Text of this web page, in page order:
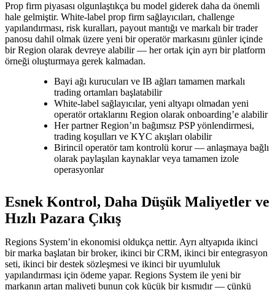
Prop firm piyasası olgunlaştıkça bu model giderek daha da önemli
hale gelmiştir. White-label prop firm sağlayıcıları, challenge
yapılandırması, risk kuralları, payout mantığı ve markalı bir trader
panosu dahil olmak üzere yeni bir operatör markasını günler içinde
bir Region olarak devreye alabilir — her ortak için ayrı bir platform
örneği oluşturmaya gerek kalmadan.
Bayi ağı kurucuları ve IB ağları tamamen markalı
trading ortamları başlatabilir
White-label sağlayıcılar, yeni altyapı olmadan yeni
operatör ortaklarını Region olarak onboarding’e alabilir
Her partner Region’ın bağımsız PSP yönlendirmesi,
trading koşulları ve KYC akışları olabilir
Birincil operatör tam kontrolü korur — anlaşmaya bağlı
olarak paylaşılan kaynaklar veya tamamen izole
operasyonlar
Esnek Kontrol, Daha Düşük Maliyetler ve
Hızlı Pazara Çıkış
Regions System’in ekonomisi oldukça nettir. Ayrı altyapıda ikinci
bir marka başlatan bir broker, ikinci bir CRM, ikinci bir entegrasyon
seti, ikinci bir destek sözleşmesi ve ikinci bir uyumluluk
yapılandırması için ödeme yapar. Regions System ile yeni bir
markanın artan maliyeti bunun çok küçük bir kısmıdır — çünkü